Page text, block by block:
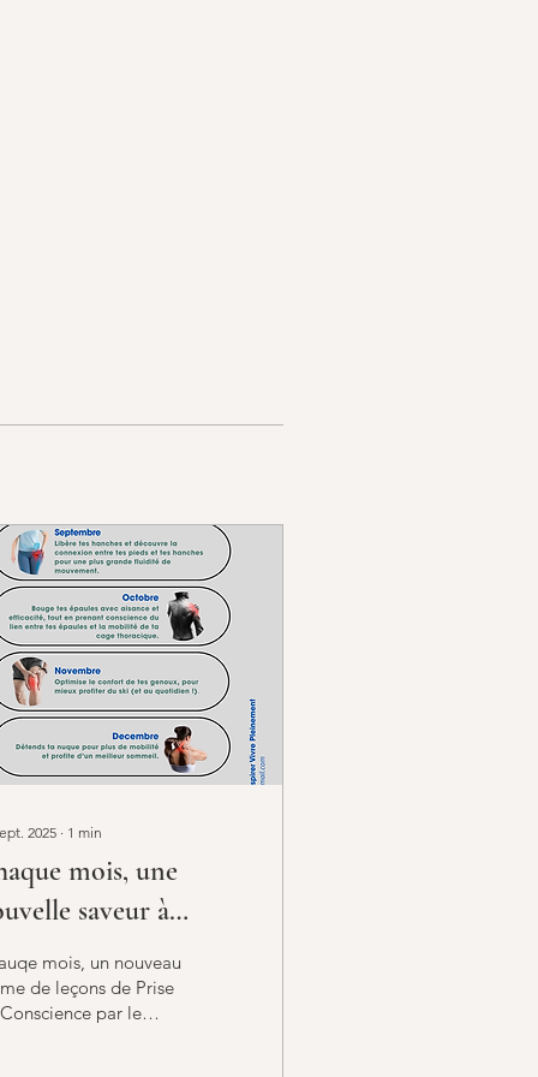
2025 ∙ 1 min
mois, une
saveur à
mois, un nouveau
de leçons de Prise
par le